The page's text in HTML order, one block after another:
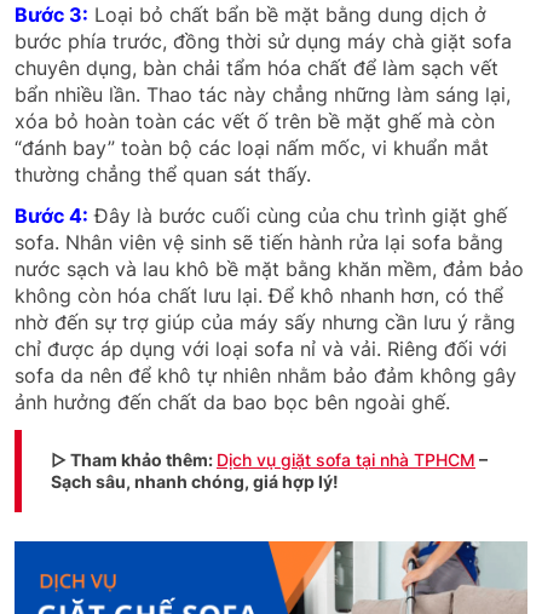
Bước 3: Loại bỏ chất bẩn bề mặt bằng dung dịch ở
bước phía trước, đồng thời sử dụng máy chà giặt sofa
chuyên dụng, bàn chải tẩm hóa chất để làm sạch vết
bẩn nhiều lần. Thao tác này chẳng những làm sáng lại,
xóa bỏ hoàn toàn các vết ố trên bề mặt ghế mà còn
“đánh bay” toàn bộ các loại nấm mốc, vi khuẩn mắt
thường chẳng thể quan sát thấy.
Bước 4: Đây là bước cuối cùng của chu trình giặt ghế
sofa. Nhân viên vệ sinh sẽ tiến hành rửa lại sofa bằng
nước sạch và lau khô bề mặt bằng khăn mềm, đảm bảo
không còn hóa chất lưu lại. Để khô nhanh hơn, có thể
nhờ đến sự trợ giúp của máy sấy nhưng cần lưu ý rằng
chỉ được áp dụng với loại sofa nỉ và vải. Riêng đối với
sofa da nên để khô tự nhiên nhằm bảo đảm không gây
ảnh hưởng đến chất da bao bọc bên ngoài ghế.
▷ Tham khảo thêm: Dịch vụ giặt sofa tại nhà TPHCM –
Sạch sâu, nhanh chóng, giá hợp lý!